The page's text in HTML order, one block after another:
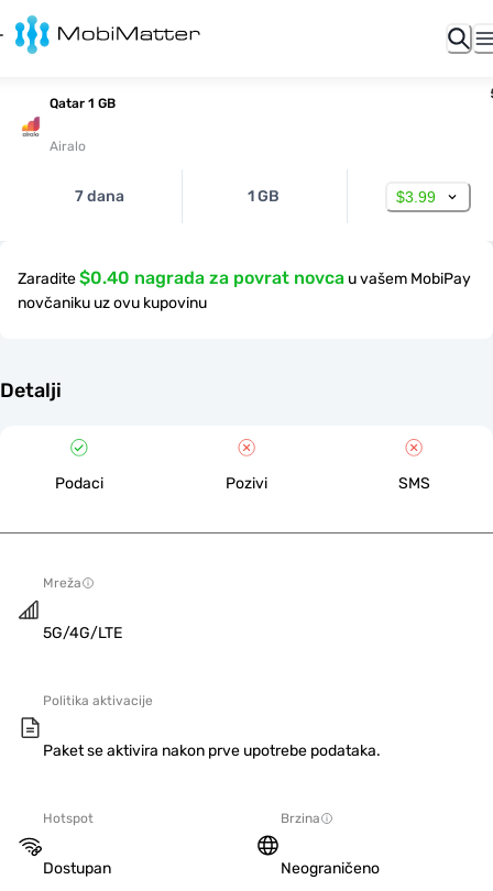
Qatar 1 GB
Airalo
7 dana 1 GB $3.99
Zaradite$0.40 nagrada za povrat novca u vašem MobiPay
novčaniku uz ovu kupovinu
Detalji
Podaci Pozivi SMS
Mreža
5G/4G/LTE
Politika aktivacije
Paket se aktivira nakon prve upotrebe podataka.
Hotspot
Dostupan
Brzina
Neograničeno